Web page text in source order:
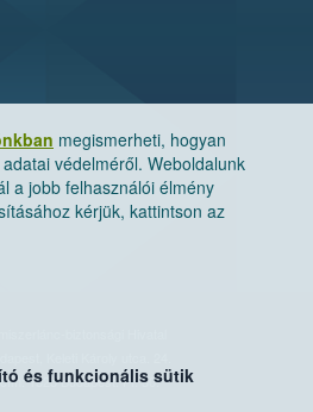
megismerheti, hogyan
védelméről. Weboldalunk
a jobb felhasználói élmény
kérjük, kattintson az
és funkcionális sütik
biztonsági Hivatal
1525 Budapest. Pf. 30.